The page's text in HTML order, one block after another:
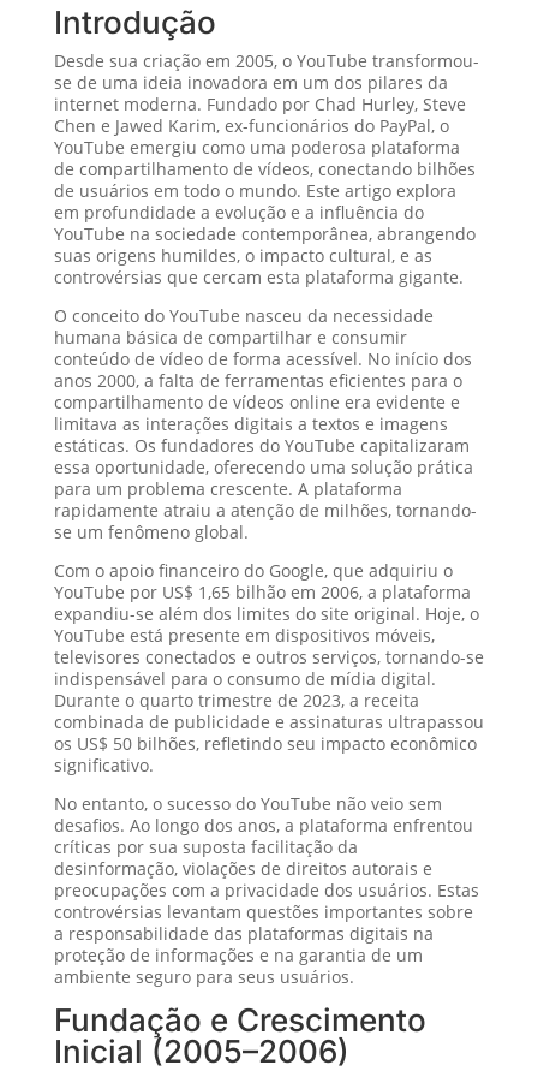
Introdução
Desde sua criação em 2005, o YouTube transformou-
se de uma ideia inovadora em um dos pilares da
internet moderna. Fundado por Chad Hurley, Steve
Chen e Jawed Karim, ex-funcionários do PayPal, o
YouTube emergiu como uma poderosa plataforma
de compartilhamento de vídeos, conectando bilhões
de usuários em todo o mundo. Este artigo explora
em profundidade a evolução e a influência do
YouTube na sociedade contemporânea, abrangendo
suas origens humildes, o impacto cultural, e as
controvérsias que cercam esta plataforma gigante.
O conceito do YouTube nasceu da necessidade
humana básica de compartilhar e consumir
conteúdo de vídeo de forma acessível. No início dos
anos 2000, a falta de ferramentas eficientes para o
compartilhamento de vídeos online era evidente e
limitava as interações digitais a textos e imagens
estáticas. Os fundadores do YouTube capitalizaram
essa oportunidade, oferecendo uma solução prática
para um problema crescente. A plataforma
rapidamente atraiu a atenção de milhões, tornando-
se um fenômeno global.
Com o apoio financeiro do Google, que adquiriu o
YouTube por US$ 1,65 bilhão em 2006, a plataforma
expandiu-se além dos limites do site original. Hoje, o
YouTube está presente em dispositivos móveis,
televisores conectados e outros serviços, tornando-se
indispensável para o consumo de mídia digital.
Durante o quarto trimestre de 2023, a receita
combinada de publicidade e assinaturas ultrapassou
os US$ 50 bilhões, refletindo seu impacto econômico
significativo.
No entanto, o sucesso do YouTube não veio sem
desafios. Ao longo dos anos, a plataforma enfrentou
críticas por sua suposta facilitação da
desinformação, violações de direitos autorais e
preocupações com a privacidade dos usuários. Estas
controvérsias levantam questões importantes sobre
a responsabilidade das plataformas digitais na
proteção de informações e na garantia de um
ambiente seguro para seus usuários.
Fundação e Crescimento
Inicial (2005–2006)